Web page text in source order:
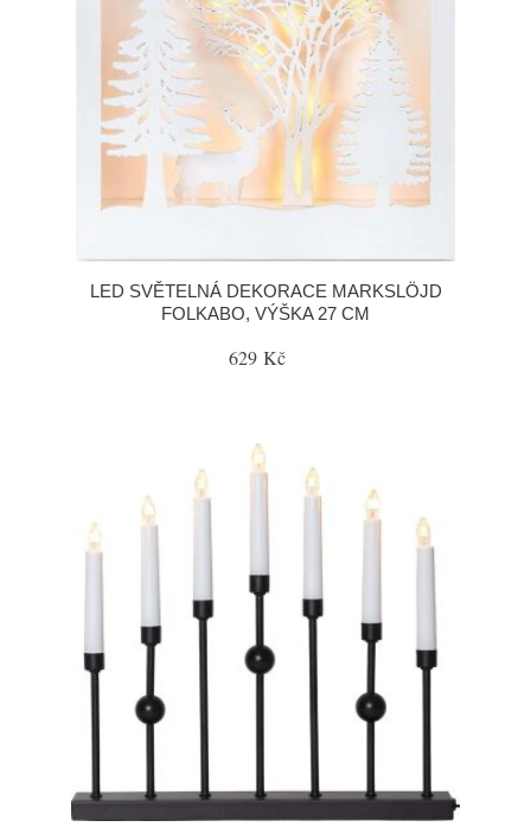
LED SVĚTELNÁ DEKORACE MARKSLÖJD
FOLKABO, VÝŠKA 27 CM
629 Kč